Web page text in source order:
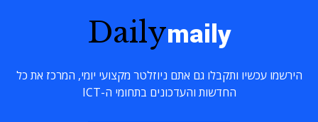
Dailymaily
הירשמו עכשיו ותקבלו גם אתם ניוזלטר מקצועי יומי, המרכז את כל
החדשות והעדכונים בתחומי ה-ICT